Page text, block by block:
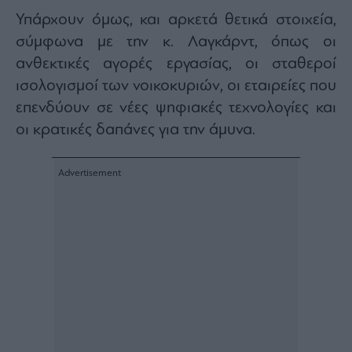
Υπάρχουν όμως, και αρκετά θετικά στοιχεία,
σύμφωνα με την κ. Λαγκάρντ, όπως οι
ανθεκτικές αγορές εργασίας, οι σταθεροί
ισολογισμοί των νοικοκυριών, οι εταιρείες που
επενδύουν σε νέες ψηφιακές τεχνολογίες και
οι κρατικές δαπάνες για την άμυνα.